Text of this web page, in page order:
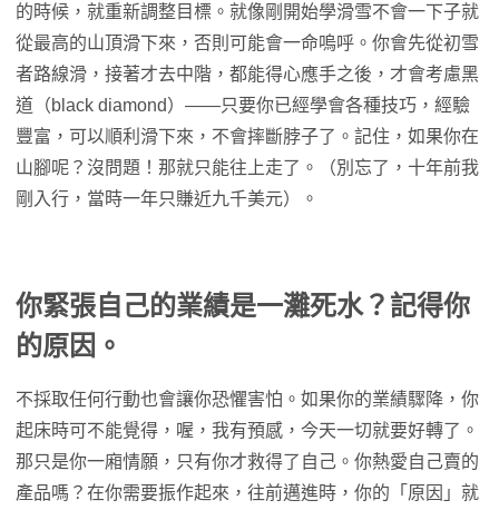
的時候，就重新調整目標。就像剛開始學滑雪不會一下子就
從最高的山頂滑下來，否則可能會一命嗚呼。你會先從初雪
者路線滑，接著才去中階，都能得心應手之後，才會考慮黑
道（black diamond）——只要你已經學會各種技巧，經驗
豐富，可以順利滑下來，不會摔斷脖子了。記住，如果你在
山腳呢？沒問題！那就只能往上走了。（別忘了，十年前我
剛入行，當時一年只賺近九千美元）。
你緊張自己的業績是一灘死水？記得你
的原因。
不採取任何行動也會讓你恐懼害怕。如果你的業績驟降，你
起床時可不能覺得，喔，我有預感，今天一切就要好轉了。
那只是你一廂情願，只有你才救得了自己。你熱愛自己賣的
產品嗎？在你需要振作起來，往前邁進時，你的「原因」就